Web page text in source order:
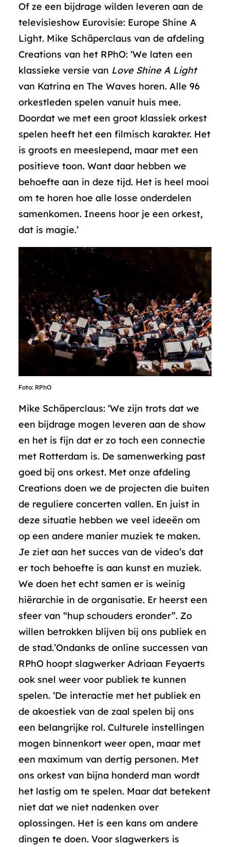
Of ze een bijdrage wilden leveren aan de
televisieshow Eurovisie: Europe Shine A
Light. Mike Schäperclaus van de afdeling
Creations van het RPhO: ‘We laten een
klassieke versie van Love Shine A Light
van Katrina en The Waves horen. Alle 96
orkestleden spelen vanuit huis mee.
Doordat we met een groot klassiek orkest
spelen heeft het een filmisch karakter. Het
is groots en meeslepend, maar met een
positieve toon. Want daar hebben we
behoefte aan in deze tijd. Het is heel mooi
om te horen hoe alle losse onderdelen
samenkomen. Ineens hoor je een orkest,
dat is magie.’
Foto: RPhO
Mike Schäperclaus: ‘We zijn trots dat we
een bijdrage mogen leveren aan de show
en het is fijn dat er zo toch een connectie
met Rotterdam is. De samenwerking past
goed bij ons orkest. Met onze afdeling
Creations doen we de projecten die buiten
de reguliere concerten vallen. En juist in
deze situatie hebben we veel ideeën om
op een andere manier muziek te maken.
Je ziet aan het succes van de video’s dat
er toch behoefte is aan kunst en muziek.
We doen het echt samen er is weinig
hiërarchie in de organisatie. Er heerst een
sfeer van “hup schouders eronder”. Zo
willen betrokken blijven bij ons publiek en
de stad.’Ondanks de online successen van
RPhO hoopt slagwerker Adriaan Feyaerts
ook snel weer voor publiek te kunnen
spelen. ‘De interactie met het publiek en
de akoestiek van de zaal spelen bij ons
een belangrijke rol. Culturele instellingen
mogen binnenkort weer open, maar met
een maximum van dertig personen. Met
ons orkest van bijna honderd man wordt
het lastig om te spelen. Maar dat betekent
niet dat we niet nadenken over
oplossingen. Het is een kans om andere
dingen te doen. Voor slagwerkers is